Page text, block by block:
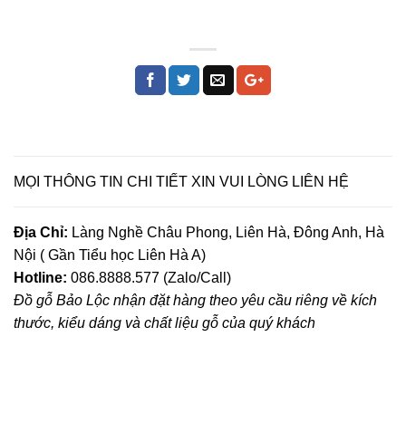
MỌI THÔNG TIN CHI TIẾT XIN VUI LÒNG LIÊN HỆ
Địa Chỉ: Làng Nghề Châu Phong, Liên Hà, Đông Anh, Hà
Nội ( Gần Tiểu học Liên Hà A)
Hotline: 086.8888.577 (Zalo/Call)
Đồ gỗ Bảo Lộc nhận đặt hàng theo yêu cầu riêng về kích
thước, kiểu dáng và chất liệu gỗ của quý khách